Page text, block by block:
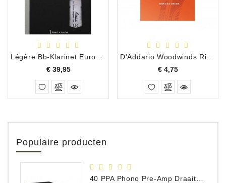
€ 39,95Prijs
€ 4,75Prijs
Populaire producten